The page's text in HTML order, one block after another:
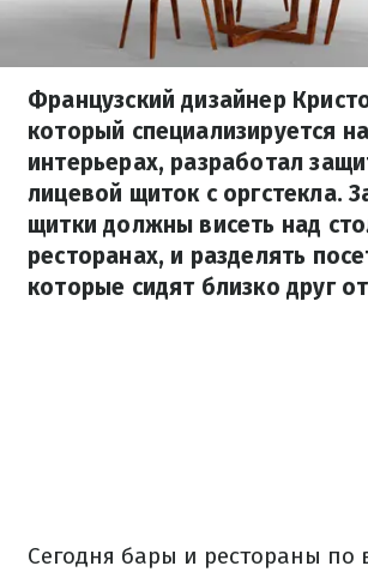
Французский дизайнер
который специализируется на
интерьерах, разработал
лицевой щиток с оргстекла.
щитки должны висеть над
ресторанах, и разделять
которые сидят близко друг
Сегодня бары и рестораны по